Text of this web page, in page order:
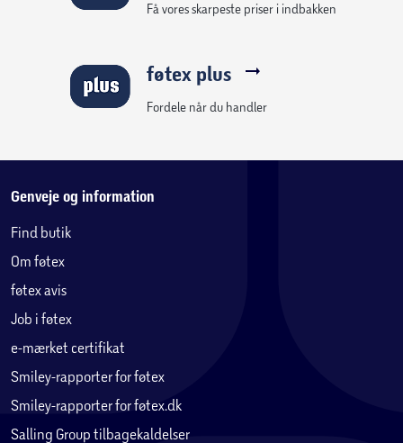
Moderne og enkelt design
Få vores skarpeste priser i indbakken
føtex plus
Fordele når du handler
Genveje og information
Find butik
Om føtex
føtex avis
Job i føtex
e-mærket certifikat
Smiley-rapporter for føtex
Smiley-rapporter for føtex.dk
Salling Group tilbagekaldelser